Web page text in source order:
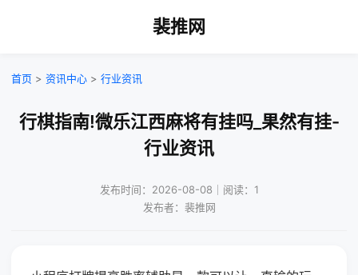
裴推网
首页 > 资讯中心 > 行业资讯
行棋指南!微乐江西麻将有挂吗_果然有挂-
行业资讯
发布时间：2026-08-08｜阅读：1
发布者：裴推网